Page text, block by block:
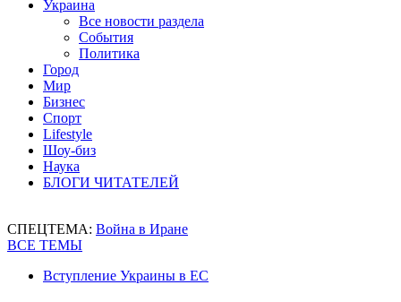
Украина
Все новости раздела
События
Политика
Город
Мир
Бизнес
Спорт
Lifestyle
Шоу-биз
Наука
БЛОГИ ЧИТАТЕЛЕЙ
СПЕЦТЕМА: Война в Иране
ВСЕ ТЕМЫ
Вступление Украины в ЕС